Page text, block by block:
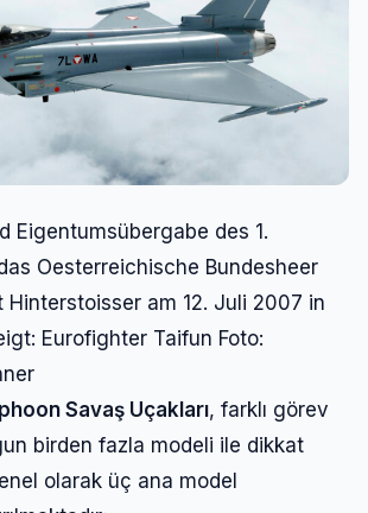
Eigentumsübergabe des 1.
Oesterreichische Bundesheer
Hinterstoisser am 12. Juli 2007 in
Eurofighter Taifun Foto:
Savaş Uçakları, farklı görev
birden fazla modeli ile dikkat
olarak üç ana model